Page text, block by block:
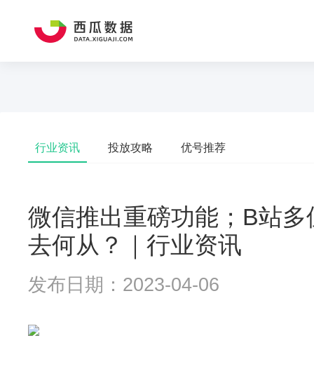
行业资讯 投放攻略 优号推荐
微信推出重磅功能；B站
去何从？｜行业资讯
发布日期：2023-04-06